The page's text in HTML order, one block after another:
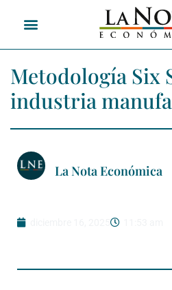
Metodología Six
industria
La Nota Económica